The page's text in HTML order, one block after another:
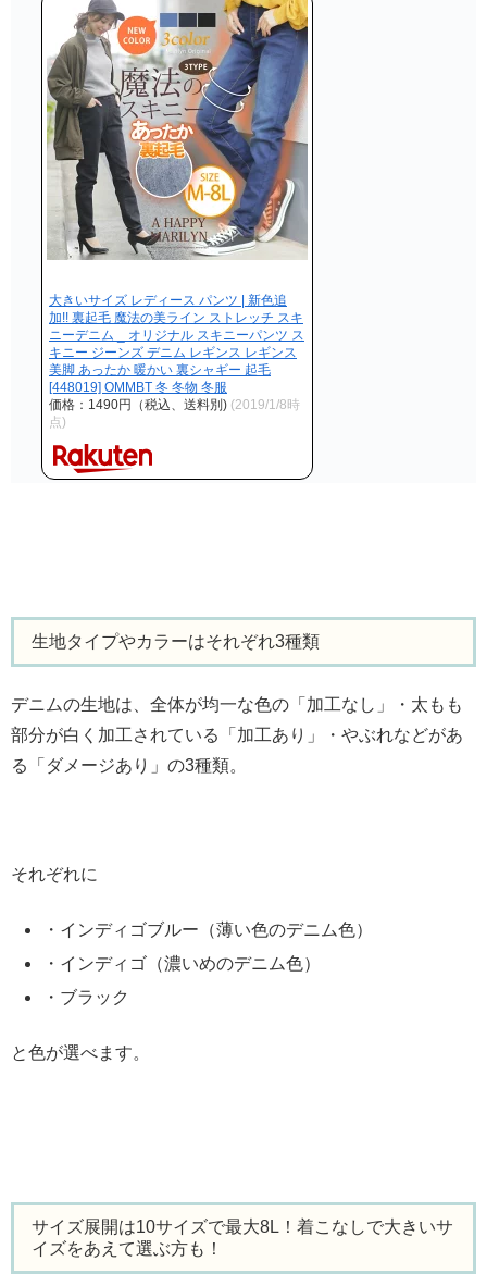
大きいサイズ レディース パンツ | 新色追
加!! 裏起毛 魔法の美ライン ストレッチ スキ
ニーデニム _ オリジナル スキニーパンツ ス
キニー ジーンズ デニム レギンス レギンス
美脚 あったか 暖かい 裏シャギー 起毛
[448019] OMMBT 冬 冬物 冬服
価格：1490円（税込、送料別) (2019/1/8時
点)
生地タイプやカラーはそれぞれ3種類
デニムの生地は、全体が均一な色の「加工なし」・太もも
部分が白く加工されている「加工あり」・やぶれなどがあ
る「ダメージあり」の3種類。
それぞれに
・インディゴブルー（薄い色のデニム色）
・インディゴ（濃いめのデニム色）
・ブラック
と色が選べます。
サイズ展開は10サイズで最大8L！着こなしで大きいサ
イズをあえて選ぶ方も！